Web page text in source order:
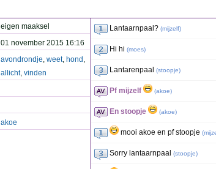
eigen maaksel
01 november 2015 16:16
avondrondje, weet, hond ,
allicht, vinden
akoe
Lantaarnpaal? (mijzelf)
Hi hi (moes)
Lantarenpaal (stoopje)
Pf mijzelf (akoe)
En stoopje (akoe)
mooi akoe en pf stoopje (
Sorry lantaarnpaal (stoopje)